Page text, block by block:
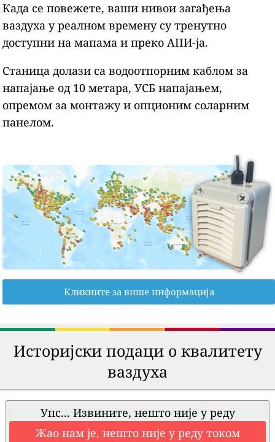
Када се повежете, ваши нивои загађења
ваздуха у реалном времену су тренутно
доступни на мапама и преко АПИ-ја.
Станица долази са водоотпорним каблом за
напајање од 10 метара, УСБ напајањем,
опремом за монтажу и опционим соларним
панелом.
Кликните за више информација
Историјски подаци о квалитету
ваздуха
Упс... Извините, нешто није у реду
Жао нам је, нешто није у реду током